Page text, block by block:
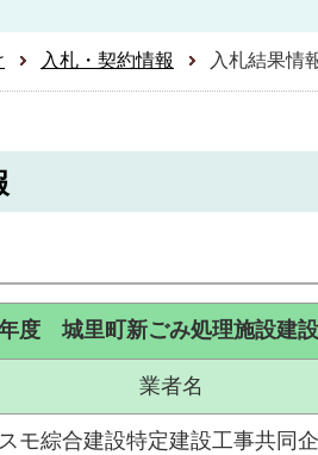
入札・契約情報 入札結果情
度 城里町新ごみ処理施設建
業者名
モ綜合建設特定建設工事共同